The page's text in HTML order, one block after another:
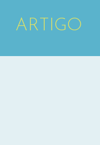
ARTIGO